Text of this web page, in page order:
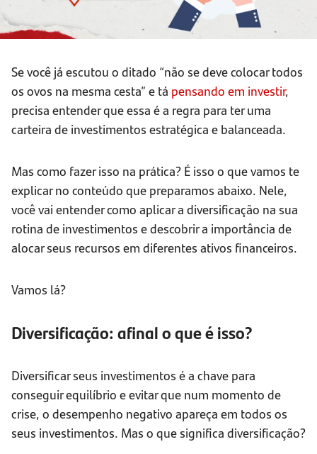
Se você já escutou o ditado “não se deve colocar todos
os ovos na mesma cesta” e tá pensando em investir,
precisa entender que essa é a regra para ter uma
carteira de investimentos estratégica e balanceada.
Mas como fazer isso na prática? É isso o que vamos te
explicar no conteúdo que preparamos abaixo. Nele,
você vai entender como aplicar a diversificação na sua
rotina de investimentos e descobrir a importância de
alocar seus recursos em diferentes ativos financeiros.
Vamos lá?
Diversificação: afinal o que é isso?
Diversificar seus investimentos é a chave para
conseguir equilíbrio e evitar que num momento de
crise, o desempenho negativo apareça em todos os
seus investimentos. Mas o que significa diversificação?